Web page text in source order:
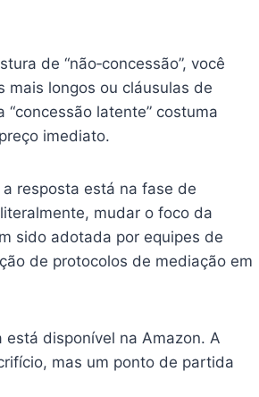
de “não‑concessão”, você
mais longos ou cláusulas de
latente” costuma
imediato.
resposta está na fase de
mudar o foco da
sido adotada por equipes de
de protocolos de mediação em
disponível na Amazon. A
mas um ponto de partida